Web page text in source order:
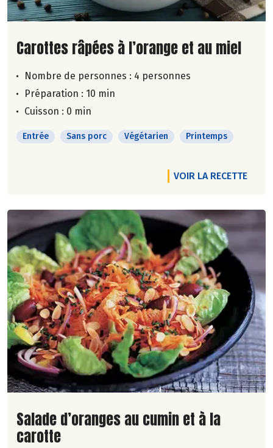
Lire la suite de la recette
Carottes râpées à l’orange et au miel
Nombre de personnes : 4 personnes
Préparation : 10 min
Cuisson : 0 min
Entrée Sans porc Végétarien Printemps
VOIR LA RECETTE
Lire la suite de la recette
Salade d’oranges au cumin et à la
carotte